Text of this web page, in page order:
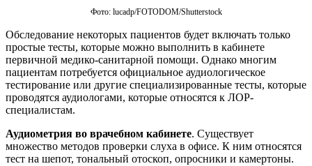
Фото: lucadp/FOTODOM/Shutterstoсk
Обследование некоторых пациентов будет включать только
простые тесты, которые можно выполнить в кабинете
первичной медико-санитарной помощи. Однако многим
пациентам потребуется официальное аудиологическое
тестирование или другие специализированные тесты, которые
проводятся аудиологами, которые относятся к ЛОР-
специалистам.
Аудиометрия во врачебном кабинете. Существует
множество методов проверки слуха в офисе. К ним относятся
тест на шепот, тональный отоскоп, опросники и камертоны.